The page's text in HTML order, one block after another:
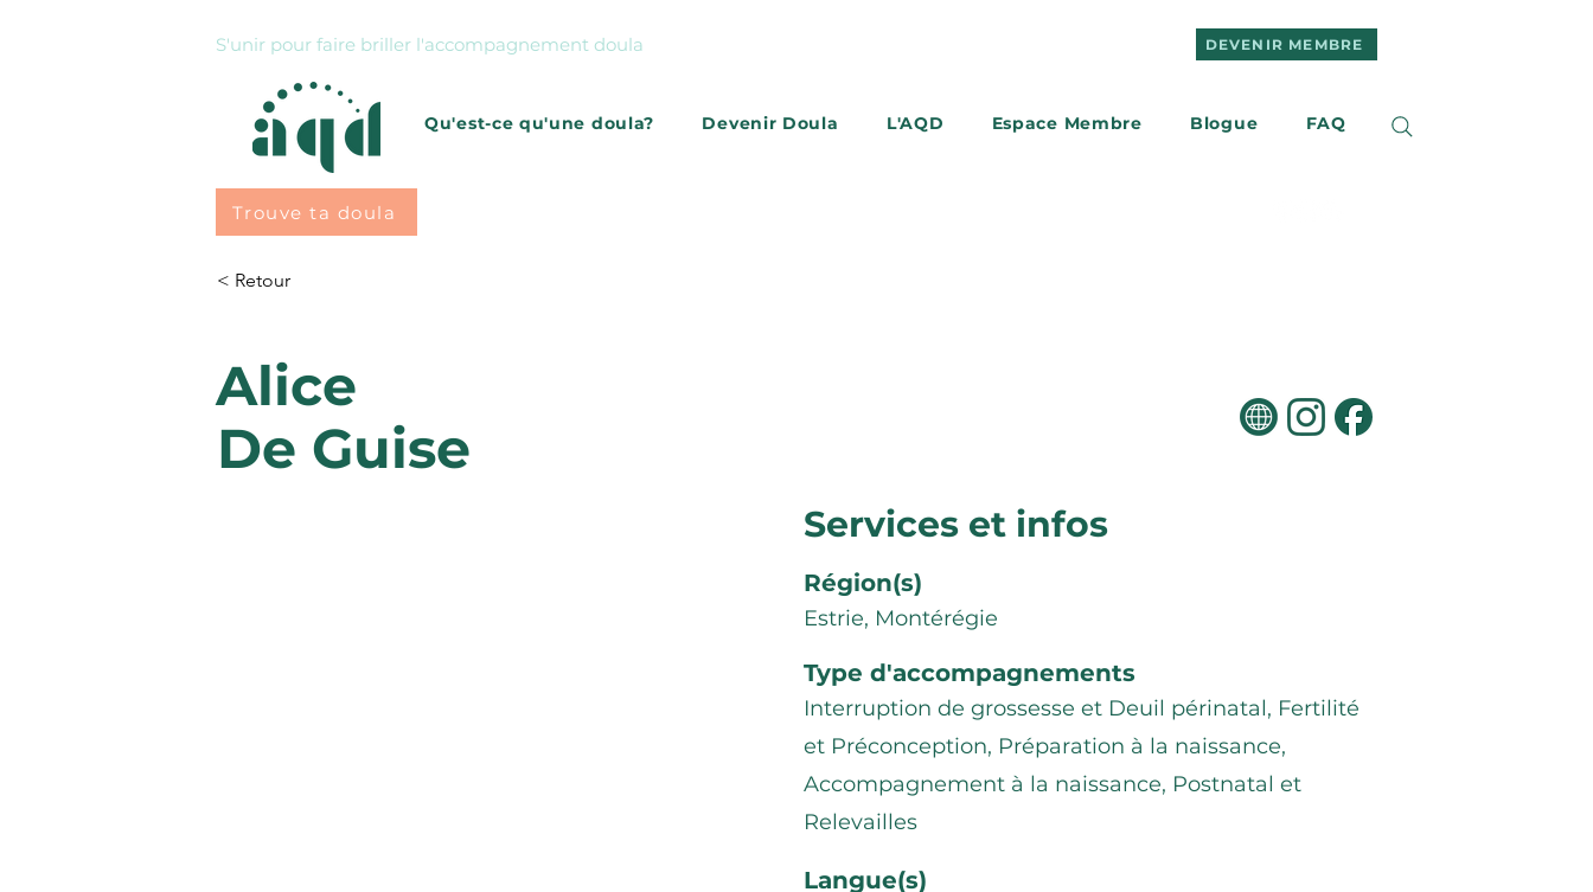
S'unir pour faire briller l'accompagnement doula DEVENIR MEMBRE
Qu'est-ce qu'une doula? Devenir Doula L'AQD Espace Membre Blogue FAQ
Trouve ta doula
< Retour
De Guise
Alice
Langue(s)
Services et infos
Région(s)
Estrie, Montérégie
Type d'accompagnements
Interruption de grossesse et Deuil périnatal, Fertilité
et Préconception, Préparation à la naissance,
Accompagnement à la naissance, Postnatal et
Relevailles